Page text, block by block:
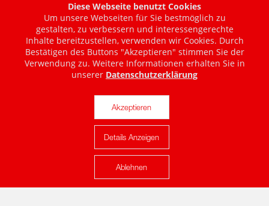
Karte anzeigen
Diese Webseite benutzt Cookies
Um unsere Webseiten für Sie bestmöglich zu
gestalten, zu verbessern und interessengerechte
Inhalte bereitzustellen, verwenden wir Cookies. Durch
Bestätigen des Buttons "Akzeptieren" stimmen Sie der
Verwendung zu. Weitere Informationen erhalten Sie in
unserer Datenschutzerklärung
Akzeptieren
Details Anzeigen
Ablehnen